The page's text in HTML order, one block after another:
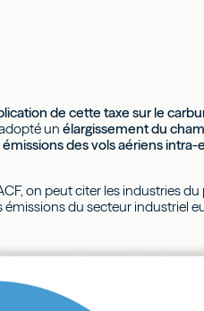
de cette taxe sur le
adopté unélargissement du
des vols aériens
on peut citer les industries
du secteur industriel